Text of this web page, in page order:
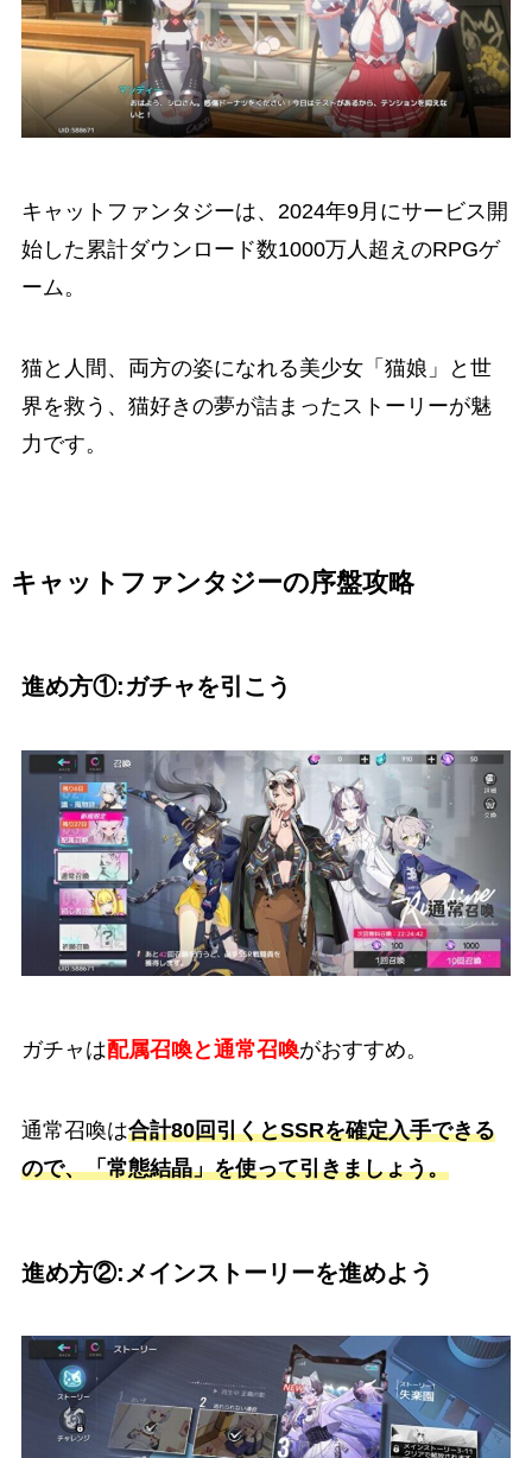
キャットファンタジーは、2024年9月にサービス開
始した累計ダウンロード数1000万人超えのRPGゲ
ーム。
猫と人間、両方の姿になれる美少女「猫娘」と世
界を救う、猫好きの夢が詰まったストーリーが魅
力です。
キャットファンタジーの序盤攻略
進め方①:ガチャを引こう
ガチャは配属召喚と通常召喚がおすすめ。
通常召喚は合計80回引くとSSRを確定入手できる
ので、「常態結晶」を使って引きましょう。
進め方②:メインストーリーを進めよう